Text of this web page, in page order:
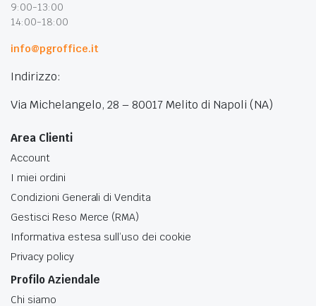
9:00-13:00
14:00-18:00
info@pgroffice.it
Indirizzo:
Via Michelangelo, 28 – 80017 Melito di Napoli (NA)
Area Clienti
Account
I miei ordini
Condizioni Generali di Vendita
Gestisci Reso Merce (RMA)
Informativa estesa sull’uso dei cookie
Privacy policy
Profilo Aziendale
Chi siamo